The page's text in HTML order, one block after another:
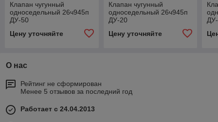
Клапан чугунный
односедельный 26ч945п
ДУ-50
Цену уточняйте
Клапан чугунный
односедельный 26ч945п
ДУ-20
Цену уточняйте
О нас
Рейтинг не сформирован
Менее 5 отзывов за последний год
Работает с 24.04.2013